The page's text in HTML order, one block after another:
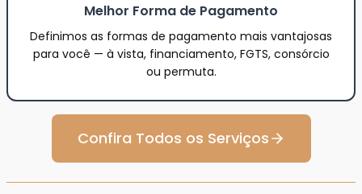
Melhor Forma de Pagamento
Definimos as formas de pagamento mais vantajosas
para você — à vista, financiamento, FGTS, consórcio
ou permuta.
Confira Todos os Serviços